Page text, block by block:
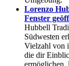
Lorenzo
Fenster
Hubbell
Südwesten
Vielzahl von
die dir
ermöglichen.